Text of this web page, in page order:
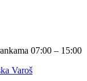
07:00 – 15:00